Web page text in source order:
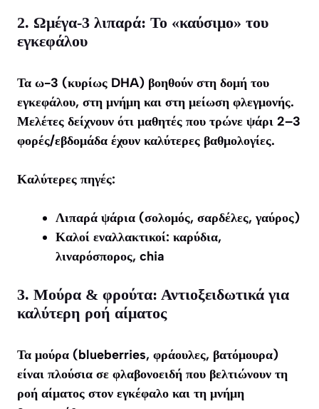
2. Ωμέγα-3 λιπαρά: Το «καύσιμο» του
εγκεφάλου
Τα ω-3 (κυρίως DHA) βοηθούν στη δομή του
εγκεφάλου, στη μνήμη και στη μείωση φλεγμονής.
Μελέτες δείχνουν ότι μαθητές που τρώνε ψάρι 2–3
φορές/εβδομάδα έχουν καλύτερες βαθμολογίες.
Καλύτερες πηγές:
Λιπαρά ψάρια (σολομός, σαρδέλες, γαύρος)
Καλοί εναλλακτικοί: καρύδια,
λιναρόσπορος, chia
3. Μούρα & φρούτα: Αντιοξειδωτικά για
καλύτερη ροή αίματος
Τα μούρα (blueberries, φράουλες, βατόμουρα)
είναι πλούσια σε φλαβονοειδή που βελτιώνουν τη
ροή αίματος στον εγκέφαλο και τη μνήμη